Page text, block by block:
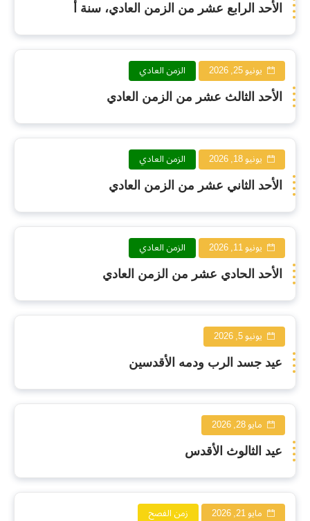
الأحد الرابع عشر من الزمن العادي، سنة أ
يونيو 25, 2026 الزمن العادي
الأحد الثالث عشر من الزمن العادي
يونيو 18, 2026 الزمن العادي
الأحد الثاني عشر من الزمن العادي
يونيو 11, 2026 الزمن العادي
الأحد الحادي عشر من الزمن العادي
يونيو 5, 2026
عيد جسد الرب ودمه الأقدسين
مايو 28, 2026
عيد الثالوث الأقدس
مايو 21, 2026 زمن الفصح